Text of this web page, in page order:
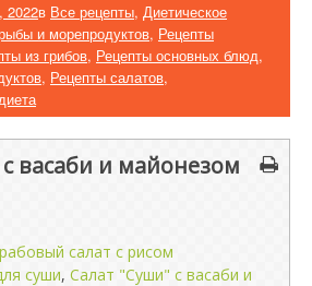
2022в Все рецепты, Диетическое
и морепродуктов, Рецепты
из грибов, Рецепты основных блюд,
, Рецепты салатов,
васаби и майонезом
салат с рисом
суши, Салат "Суши" с васаби и